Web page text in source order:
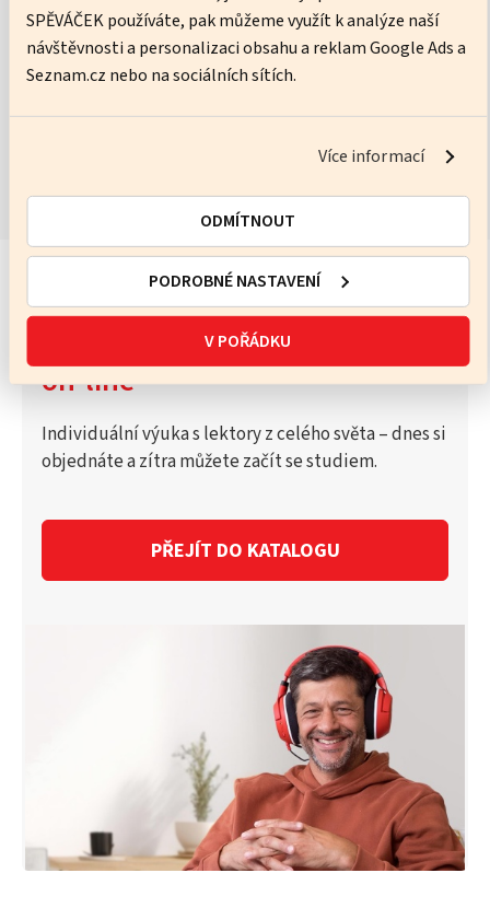
SPĚVÁČEK používáte, pak můžeme využít k analýze naší
návštěvnosti a personalizaci obsahu a reklam Google Ads a
Seznam.cz nebo na sociálních sítích.
Více informací
V POŘÁDKU
PODROBNÉ NASTAVENÍ
ODMÍTNOUT
No pressure, just practice – I’ll help you get better every lesson.
ZOBRAZIT KURZY
Vyzkoušejte Katalog lektorů
on-line
Individuální výuka s lektory z celého světa – dnes si
objednáte a zítra můžete začít se studiem.
PŘEJÍT DO KATALOGU